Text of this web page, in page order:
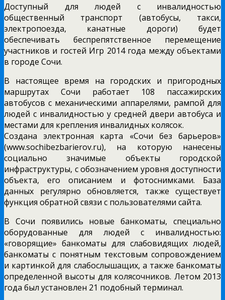
Доступный для людей с инвалидностью
общественный транспорт (автобусы, такси,
электропоезда, канатные дороги) будет
обеспечивать беспрепятственное перемещение
участников и гостей Игр 2014 года между объектами
в городе Сочи.
В настоящее время на городских и пригородных
маршрутах Сочи работает 108 пассажирских
автобусов с механическими аппарелями, рампой для
людей с инвалидностью у средней двери автобуса и
местами для крепления инвалидных колясок.
Создана электронная карта «Сочи без барьеров»
(www.sochibezbarierov.ru), на которую нанесены
социально значимые объекты городской
инфраструктуры, с обозначением уровня доступности
объекта, его описанием и фотоснимками. База
данных регулярно обновляется, также существует
функция обратной связи с пользователями сайта.
В Сочи появились новые банкоматы, специально
оборудованные для людей с инвалидностью:
«говорящие» банкоматы для слабовидящих людей,
банкоматы с понятным текстовым сопровождением
и картинкой для слабослышащих, а также банкоматы
определенной высоты для колясочников. Летом 2013
года был установлен 21 подобный терминал.